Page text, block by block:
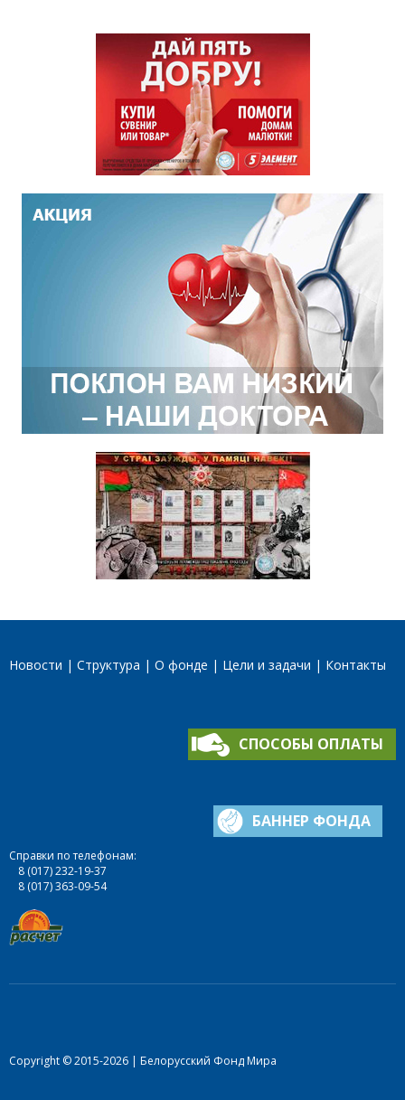
Новости Структура О фонде Цели и задачи Контакты
СПОСОБЫ ОПЛАТЫ
БАННЕР ФОНДА
Справки по телефонам:
8 (017) 232-19-37
8 (017) 363-09-54
Copyright © 2015-2026 | Белорусский Фонд Мира